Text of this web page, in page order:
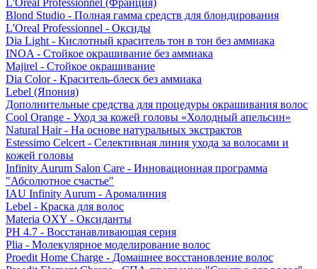
L'Oreal Professionnel (Франция)
Blond Studio - Полная гамма средств для блондирования
L'Oreal Professionnel - Оксиды
Dia Light - Кислотный краситель тон в тон без аммиака
INOA - Стойкое окрашивание без аммиака
Majirel - Стойкое окрашивание
Dia Color - Краситель-блеск без аммиака
Lebel (Япония)
Дополнительные средства для процедуры окрашивания волос
Cool Orange - Уход за кожей головы «Холодный апельсин»
Natural Hair - На основе натуральных экстрактов
Estessimo Celcert - Селективная линия ухода за волосами и
кожей головы
Infinity Aurum Salon Care - Инновационная программа
"Абсолютное счастье"
IAU Infinity Aurum - Аромалиния
Lebel - Краска для волос
Materia OXY - Оксиданты
PH 4.7 - Восстанавливающая серия
Plia - Молекулярное моделирование волос
Proedit Home Charge - Домашнее восстановление волос